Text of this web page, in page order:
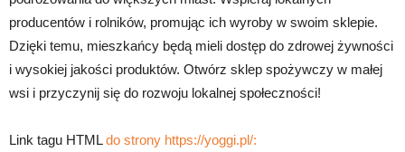
producentów i rolników, promując ich wyroby w swoim sklepie.
Dzięki temu, mieszkańcy będą mieli dostęp do zdrowej żywności
i wysokiej jakości produktów. Otwórz sklep spożywczy w małej
wsi i przyczynij się do rozwoju lokalnej społeczności!
Link tagu HTMLdo strony https://yoggi.pl/: